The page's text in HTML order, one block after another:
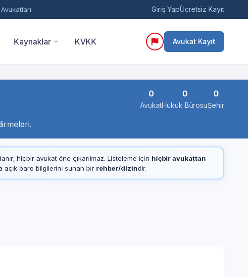
Giriş YapÜcretsiz Kayıt
Kaynaklar KVKK Avukat Kayıt
0
Avukat
0
Hukuk Bürosu
0
Şehir
hiçbir avukat öne çıkarılmaz. Listeleme için hiçbir avukattan
açık baro bilgilerini sunan bir rehber/dizindir.